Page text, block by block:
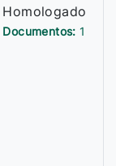
Homologado
Documentos:1